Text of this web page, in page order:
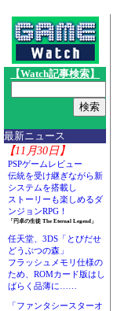
【Watch記事検索】
最新ニュース
【11月30日】
PSPゲームレビュー
伝統を受け継ぎながら新
システムを搭載し
ストーリーも楽しめるダ
ンジョンRPG！
「円卓の生徒 The Eternal Legend」
任天堂、3DS「とびだせ
どうぶつの森」
フラッシュメモリ仕様の
ため、ROMカード版はし
ばらく品薄に……
「ファンタシースターオ